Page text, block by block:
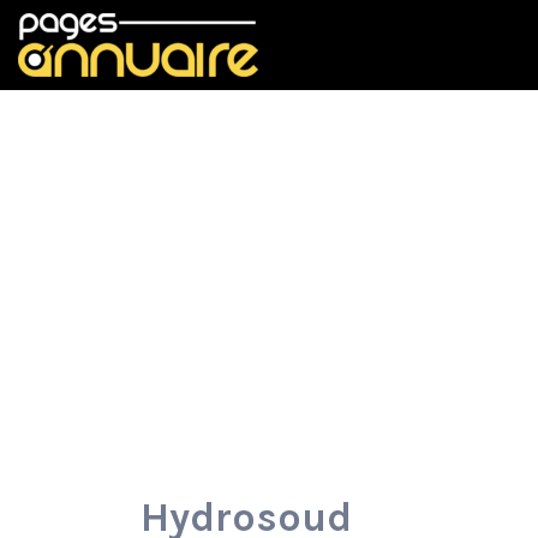
Rechercher:
Hydrosoud